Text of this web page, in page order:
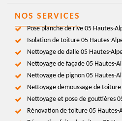
NOS SERVICES
Pose planche de rive 05 Hautes-
Isolation de toiture 05 Hautes-
Nettoyage de dalle 05 Hautes-
Nettoyage de façade 05 Hautes-
Nettoyage de pignon 05 Hautes-
Nettoyage demoussage de
Nettoyage et pose de gouttières
Rénovation de toiture 05 Hautes-